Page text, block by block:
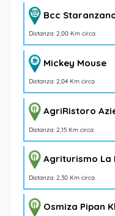
Bcc
Distanza: 2,00 Km circa
Mickey Mouse
Distanza: 2,04 Km circa
AgriRistoro
Distanza: 2,15 Km circa
Agriturismo La
Distanza: 2,30 Km circa
Osmiza Pipan